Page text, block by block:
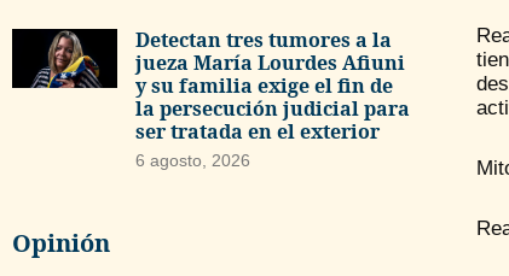
Detectan tres tumores a la
jueza María Lourdes Afiuni
y su familia exige el fin de
la persecución judicial para
ser tratada en el exterior
6 agosto, 2026
Opinión